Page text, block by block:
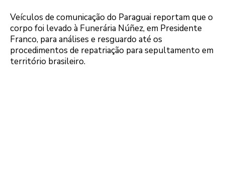
Veículos de comunicação do Paraguai reportam que o
corpo foi levado à Funerária Núñez, em Presidente
Franco, para análises e resguardo até os
procedimentos de repatriação para sepultamento em
território brasileiro.